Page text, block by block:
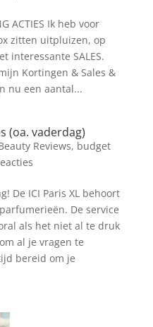
ACTIES Ik heb voor
zitten uitpluizen, op
interessante SALES.
Kortingen & Sales &
nu een aantal...
(oa. vaderdag)
Reviews, budget
De ICI Paris XL behoort
De service
als het niet al te druk
al je vragen te
bereid om je